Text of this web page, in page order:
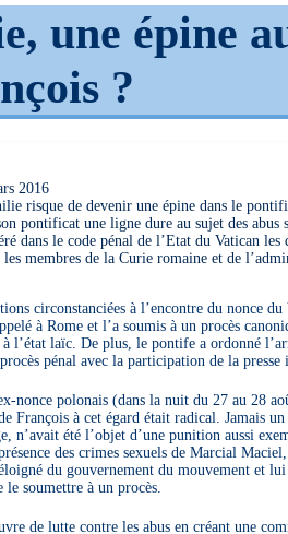
une épine
?
2016
risque de devenir une épine dans le
pontificat une ligne dure au sujet des abus
dans le code pénal de l’Etat du Vatican les
membres de la Curie romaine et de
circonstanciées à l’encontre du nonce
à Rome et l’a soumis à un procès
l’état laïc. De plus, le pontife a ordonné
pénal avec la participation de la presse
nonce polonais (dans la nuit du 27 au 28
François à cet égard était radical. Jamais
n’avait été l’objet d’une punition aussi
des crimes sexuels de Marcial
du gouvernement du mouvement et
le soumettre à un procès.
de lutte contre les abus en créant une